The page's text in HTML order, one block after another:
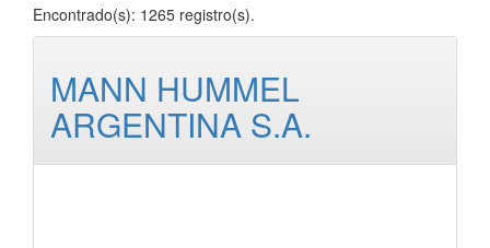
Encontrado(s): 1265 registro(s).
MANN HUMMEL
ARGENTINA S.A.